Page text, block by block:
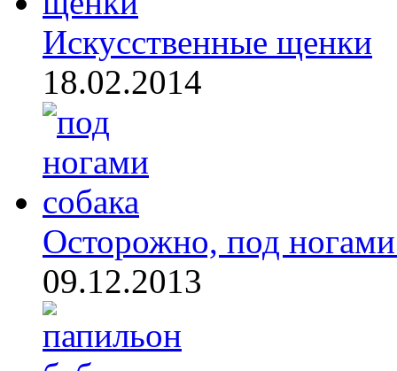
Искусственные щенки
18.02.2014
Осторожно, под
09.12.2013